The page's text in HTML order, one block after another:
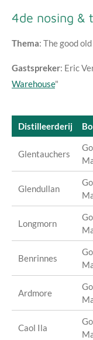
4de nosing &
Thema: The good
Gastspreker: Eric
Warehouse"
Distilleerderij
Glentauchers
Glendullan
Longmorn
Benrinnes
Ardmore
Caol Ila